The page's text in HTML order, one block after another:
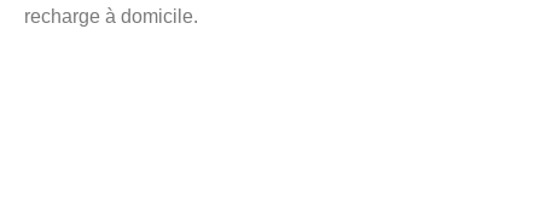
recharge à domicile.